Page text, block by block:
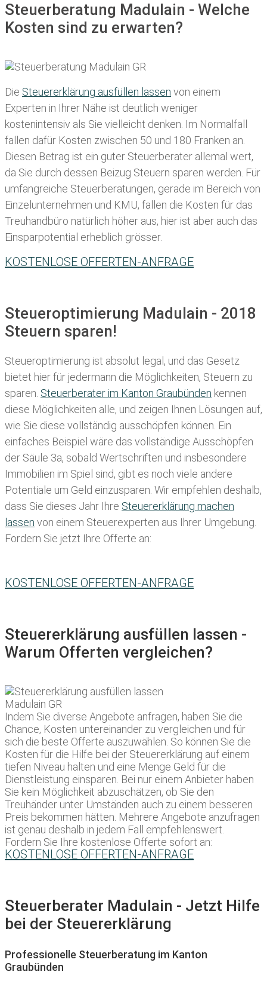
Steuerberatung Madulain - Welche
Kosten sind zu erwarten?
Die Steuererklärung ausfüllen lassen von einem
Experten in Ihrer Nähe ist deutlich weniger
kostenintensiv als Sie vielleicht denken. Im Normalfall
fallen dafür Kosten zwischen 50 und 180 Franken an.
Diesen Betrag ist ein guter Steuerberater allemal wert,
da Sie durch dessen Beizug Steuern sparen werden. Für
umfangreiche Steuerberatungen, gerade im Bereich von
Einzelunternehmen und KMU, fallen die Kosten für das
Treuhandbüro natürlich höher aus, hier ist aber auch das
Einsparpotential erheblich grösser.
KOSTENLOSE OFFERTEN-ANFRAGE
Steueroptimierung Madulain - 2018
Steuern sparen!
Steueroptimierung ist absolut legal, und das Gesetz
bietet hier für jedermann die Möglichkeiten, Steuern zu
sparen. Steuerberater im K anton Graubünden kennen
diese Möglichkeiten alle, und zeigen Ihnen Lösungen auf,
wie Sie diese vollständig ausschöpfen können. Ein
einfaches Beispiel wäre das vollständige Ausschöpfen
der Säule 3a, sobald Wertschriften und insbesondere
Immobilien im Spiel sind, gibt es noch viele andere
Potentiale um Geld einzusparen. Wir empfehlen deshalb,
dass Sie dieses Jahr Ihre Steuererklärung machen
lassen von einem Steuerexperten aus Ihrer Umgebung.
Fordern Sie jetzt Ihre Offerte an:
KOSTENLOSE OFFERTEN-ANFRAGE
Steuererklärung ausfüllen lassen -
Warum Offerten vergleichen?
Indem Sie diverse Angebote anfragen, haben Sie die
Chance, Kosten untereinander zu vergleichen und für
sich die beste Offerte auszuwählen. So können Sie die
Kosten für die Hilfe bei der Steuererklärung auf einem
tiefen Niveau halten und eine Menge Geld für die
Dienstleistung einsparen. Bei nur einem Anbieter haben
Sie kein Möglichkeit abzuschätzen, ob Sie den
Treuhänder unter Umständen auch zu einem besseren
Preis bekommen hätten. Mehrere Angebote anzufragen
ist genau deshalb in jedem Fall empfehlenswert.
Fordern Sie Ihre kostenlose Offerte sofort an:
KOSTENLOSE OFFERTEN-ANFRAGE
Steuerberater Madulain - Jetzt Hilfe
bei der Steuererklärung
Professionelle Steuerberatung im Kanton
Graubünden